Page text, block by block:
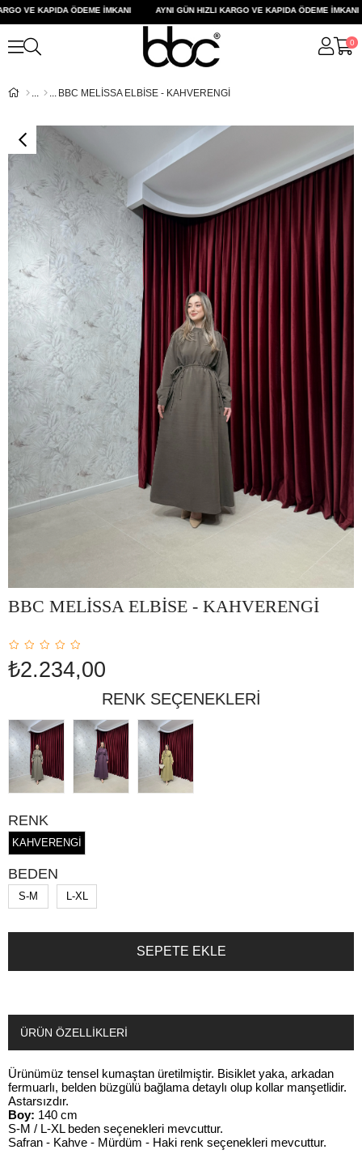
VE KAPIDA ÖDEME İMKANI AYNI GÜN HIZLI KARGO VE KAPIDA ÖDEME İMKANI
0
BBC MELİSSA ELBİSE - KAHVERENGİ
BBC MELİSSA ELBİSE - KAHVERENGİ
₺2.234,00
RENK SEÇENEKLERI
RENK
KAHVERENGİ
BEDEN
S-M L-XL
ÜRÜN ÖZELLIKLERI
Ürünümüz tensel kumaştan üretilmiştir. Bisiklet yaka, arkadan
fermuarlı, belden büzgülü bağlama detaylı olup kollar manşetlidir.
Astarsızdır.
Boy: 140 cm
S-M / L-XL beden seçenekleri mevcuttur.
Safran - Kahve - Mürdüm - Haki renk seçenekleri mevcuttur.